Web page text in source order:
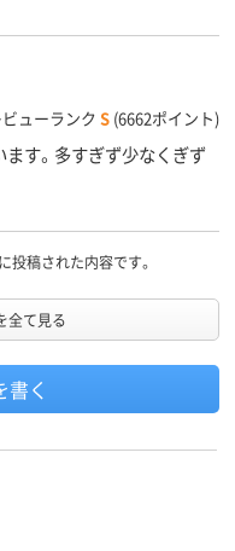
ビューランク S (6662ポイント)
す。多すぎず少なくぎず
投稿された内容です。
全て見る
書く